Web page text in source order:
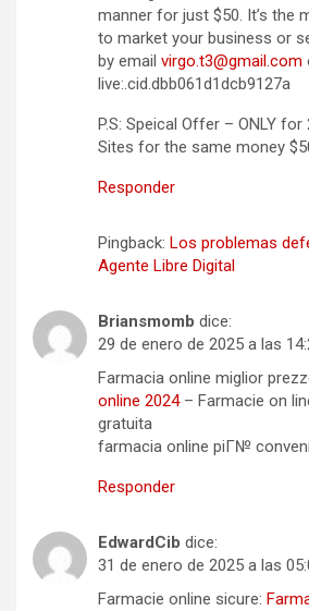
manner for just $50. It’s the
to market your business or
by email virgo.t3@gmail.com
live:.cid.dbb061d1dcb9127a
P.S: Speical Offer – ONLY
Sites for the same money
Responder
Pingback: Los problemas
Agente Libre Digital
Briansmomb dice:
29 de enero de 2025 a las
Farmacia online miglior
online 2024– Farmacie on
gratuita
farmacia online piГ№
Responder
EdwardCib dice:
31 de enero de 2025 a las
Farmacie online sicure: